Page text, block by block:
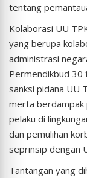
tentang
Kolaborasi UU
yang berupa
administrasi
Permendikbud 30
sanksi pidana UU
merta berdampak
pelaku di
dan pemulihan
seprinsip dengan
Tantangan yang